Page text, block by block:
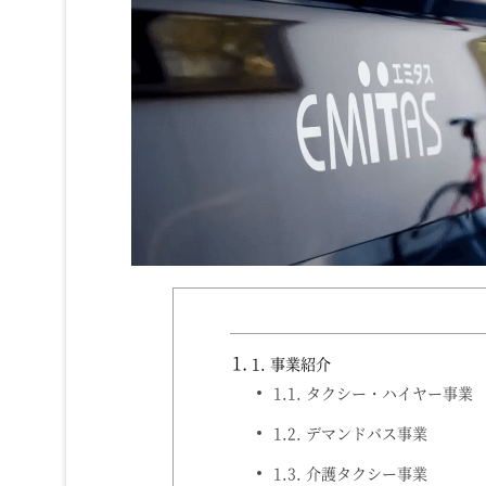
1. 事業紹介
1.1.
タクシー・ハイヤー事業
1.2. デマンドバス事業
1.3. 介護タクシー事業